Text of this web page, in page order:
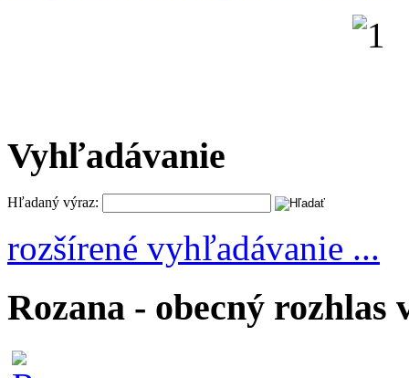
Vyhľadávanie
Hľadaný výraz:
rozšírené vyhľadávanie ...
Rozana - obecný rozhlas